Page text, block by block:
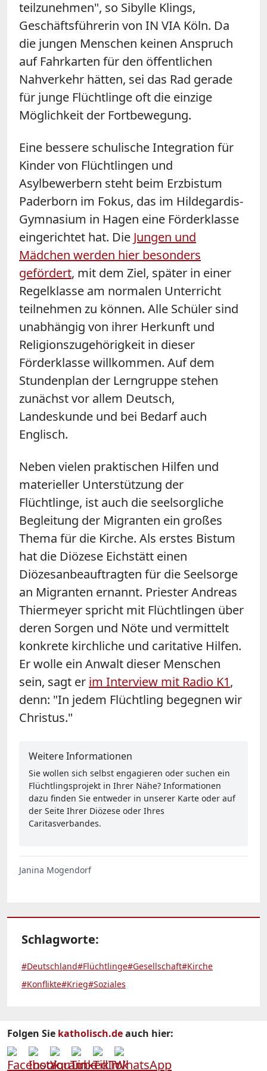
teilzunehmen", so Sibylle Klings,
Geschäftsführerin von IN VIA Köln. Da
die jungen Menschen keinen Anspruch
auf Fahrkarten für den öffentlichen
Nahverkehr hätten, sei das Rad gerade
für junge Flüchtlinge oft die einzige
Möglichkeit der Fortbewegung.
Eine bessere schulische Integration für
Kinder von Flüchtlingen und
Asylbewerbern steht beim Erzbistum
Paderborn im Fokus, das im Hildegardis-
Gymnasium in Hagen eine Förderklasse
eingerichtet hat. Die Jungen und
Mädchen werden hier besonders
gefördert, mit dem Ziel, später in einer
Regelklasse am normalen Unterricht
teilnehmen zu können. Alle Schüler sind
unabhängig von ihrer Herkunft und
Religionszugehörigkeit in dieser
Förderklasse willkommen. Auf dem
Stundenplan der Lerngruppe stehen
zunächst vor allem Deutsch,
Landeskunde und bei Bedarf auch
Englisch.
Neben vielen praktischen Hilfen und
materieller Unterstützung der
Flüchtlinge, ist auch die seelsorgliche
Begleitung der Migranten ein großes
Thema für die Kirche. Als erstes Bistum
hat die Diözese Eichstätt einen
Diözesanbeauftragten für die Seelsorge
an Migranten ernannt. Priester Andreas
Thiermeyer spricht mit Flüchtlingen über
deren Sorgen und Nöte und vermittelt
konkrete kirchliche und caritative Hilfen.
Er wolle ein Anwalt dieser Menschen
sein, sagt er im Interview mit Radio K1,
denn: "In jedem Flüchtling begegnen wir
Christus."
Weitere Informationen
Sie wollen sich selbst engagieren oder suchen ein
Flüchtlingsprojekt in Ihrer Nähe? Informationen
dazu finden Sie entweder in unserer Karte oder auf
der Seite Ihrer Diözese oder Ihres
Caritasverbandes.
Janina Mogendorf
Schlagworte:
#Deutschland#Flüchtlinge#Gesellschaft#Kirche
#Konflikte#Krieg#Soziales
Folgen Sie katholisch.deauch hier: